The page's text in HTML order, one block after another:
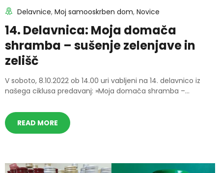
Delavnice, Moj samooskrben dom, Novice
14. Delavnica: Moja domača
shramba – sušenje zelenjave in
zelišč
V soboto, 8.10.2022 ob 14.00 uri vabljeni na 14. delavnico iz
našega ciklusa predavanj: »Moja domača shramba –...
READ MORE